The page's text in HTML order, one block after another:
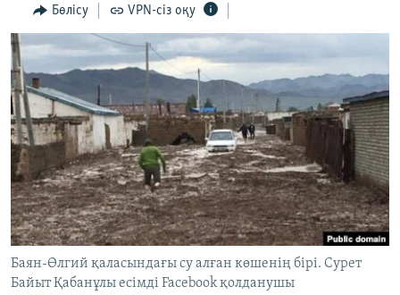
Search
ӘЛЕМ
АРНАЙЫ ЖОБАЛАР
Русский
ЖАЗЫЛЫҢЫЗ
Басқа тілдерде
Бөлісу VPN-сіз оқу
Баян-Өлгий қаласындағы су алған көшенің бірі. Сурет
Байыт Қабанұлы есімді Facebook қолданушы